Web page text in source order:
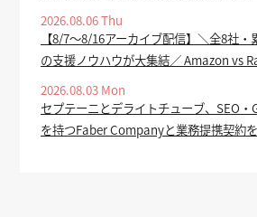
2026.08.06 Thu
【8/7～8/16アーカイブ配信】＼全8社
の支援ノウハウが大集結／ Amazon vs
告・セール対策 ー - ECのミカタ
2026.08.03 Mon
セプテーニとデライトチューブ、SEO・
を持つFaber Companyと業務提携契約